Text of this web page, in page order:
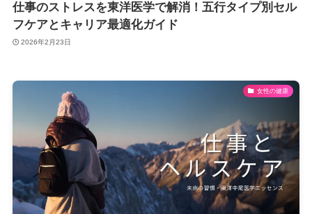
仕事のストレスを東洋医学で解消！五行タイプ別セル
フケアとキャリア最適化ガイド
2026年2月23日
女性の健康